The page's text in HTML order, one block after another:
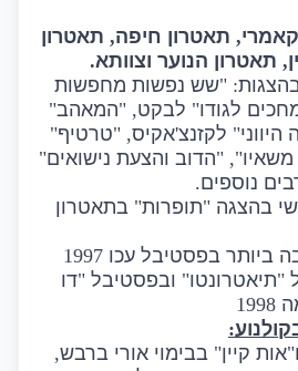
, תאטרון חיפה, תאטרון
, תאטרון הנוער וצוותא.
: "שש נפשות מחפשות
לגודו" לבקט, "המאהב"
היווני" לקזנצ'אקיס, "טרטיף"
", "הדוב והצעת נישואים"
נוספים.
בהצגה "תופרות" בתאטרון
ביותר בפסטיבל עכו 1997
"תיאטרונטו" ובפסטיבל "דו
1998
:
ו"אות קיין" בבימוי אורי ברבש,